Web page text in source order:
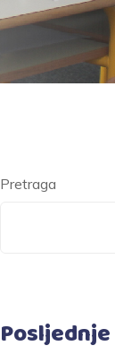
Pretraga